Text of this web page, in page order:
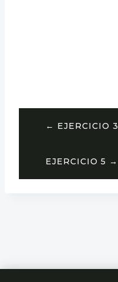
← EJERCICIO 3
EJERCICIO 5 →